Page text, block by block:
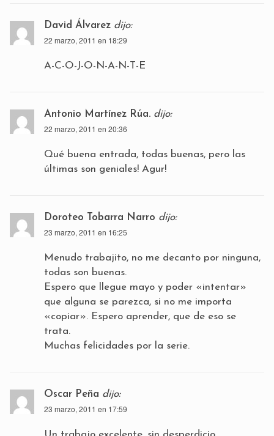
David Álvarez dijo:
22 marzo, 2011 en 18:29
A-C-O-J-O-N-A-N-T-E
Antonio Martínez Rúa. dijo:
22 marzo, 2011 en 20:36
Qué buena entrada, todas buenas, pero las
últimas son geniales! Agur!
Doroteo Tobarra Narro dijo:
23 marzo, 2011 en 16:25
Menudo trabajito, no me decanto por ninguna,
todas son buenas.
Espero que llegue mayo y poder «intentar»
que alguna se parezca, si no me importa
«copiar». Espero aprender, que de eso se
trata.
Muchas felicidades por la serie.
Oscar Peña dijo:
23 marzo, 2011 en 17:59